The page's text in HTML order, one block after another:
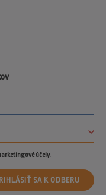
účely.
SA K ODBERU